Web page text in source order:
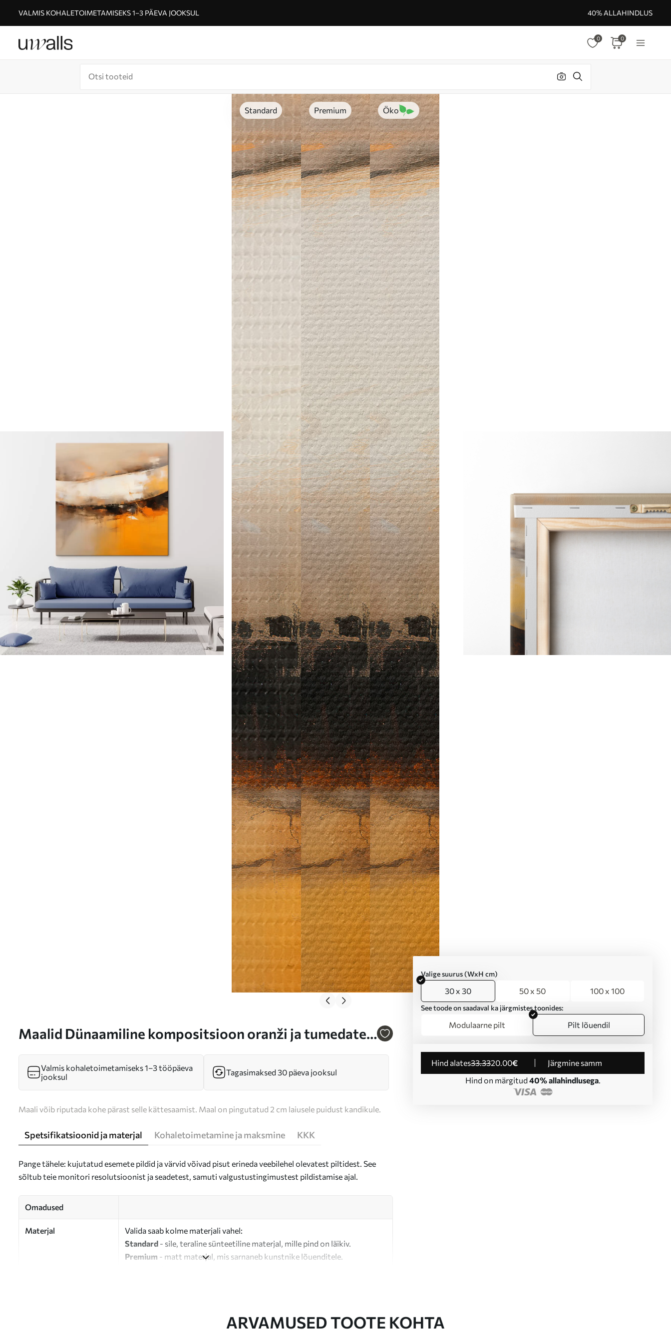
VALMIS KOHALETOIMETAMISEKS 1–3 PÄEVA JOOKSUL 40% ALLAHINDLUS
0 0
Standard Premium Öko
Maalid Dünaamiline kompositsioon oranži ja tumedate
Valige suurus (WxH cm)
30 x 30 50 x 50 100 x 100
See toode on saadaval ka järgmistes toonides:
Modulaarne pilt Pilt lõuendil
Hind alates33.3320.00€
Järgmine samm
Hind on märgitud 40% allahindlusega.
Valmis kohaletoimetamiseks 1–3 tööpäeva
jooksul
Tagasimaksed 30 päeva jooksul
Maali võib riputada kohe pärast selle kättesaamist. Maal on pingutatud 2 cm laiusele puidust kandikule.
Spetsifikatsioonid ja materjal Kohaletoimetamine ja maksmine KKK
Pange tähele: kujutatud esemete pildid ja värvid võivad pisut erineda veebilehel olevatest piltidest. See
sõltub teie monitori resolutsioonist ja seadetest, samuti valgustustingimustest pildistamise ajal.
Omadused
Materjal
Valida saab kolme materjali vahel:
Standard - sile, teraline sünteetiline materjal, mille pind on läikiv.
Premium - matt materjal, mis sarnaneb kunstnike lõuenditele.
ARVAMUSED TOOTE KOHTA